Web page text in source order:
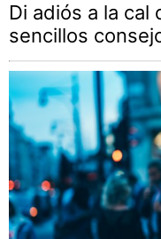
Di adiós a la cal
sencillos